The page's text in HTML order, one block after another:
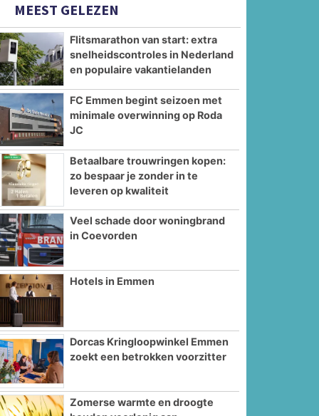
MEEST GELEZEN
Flitsmarathon van start: extra
snelheidscontroles in Nederland
en populaire vakantielanden
FC Emmen begint seizoen met
minimale overwinning op Roda
JC
Betaalbare trouwringen kopen:
zo bespaar je zonder in te
leveren op kwaliteit
Veel schade door woningbrand
in Coevorden
Hotels in Emmen
Dorcas Kringloopwinkel Emmen
zoekt een betrokken voorzitter
Zomerse warmte en droogte